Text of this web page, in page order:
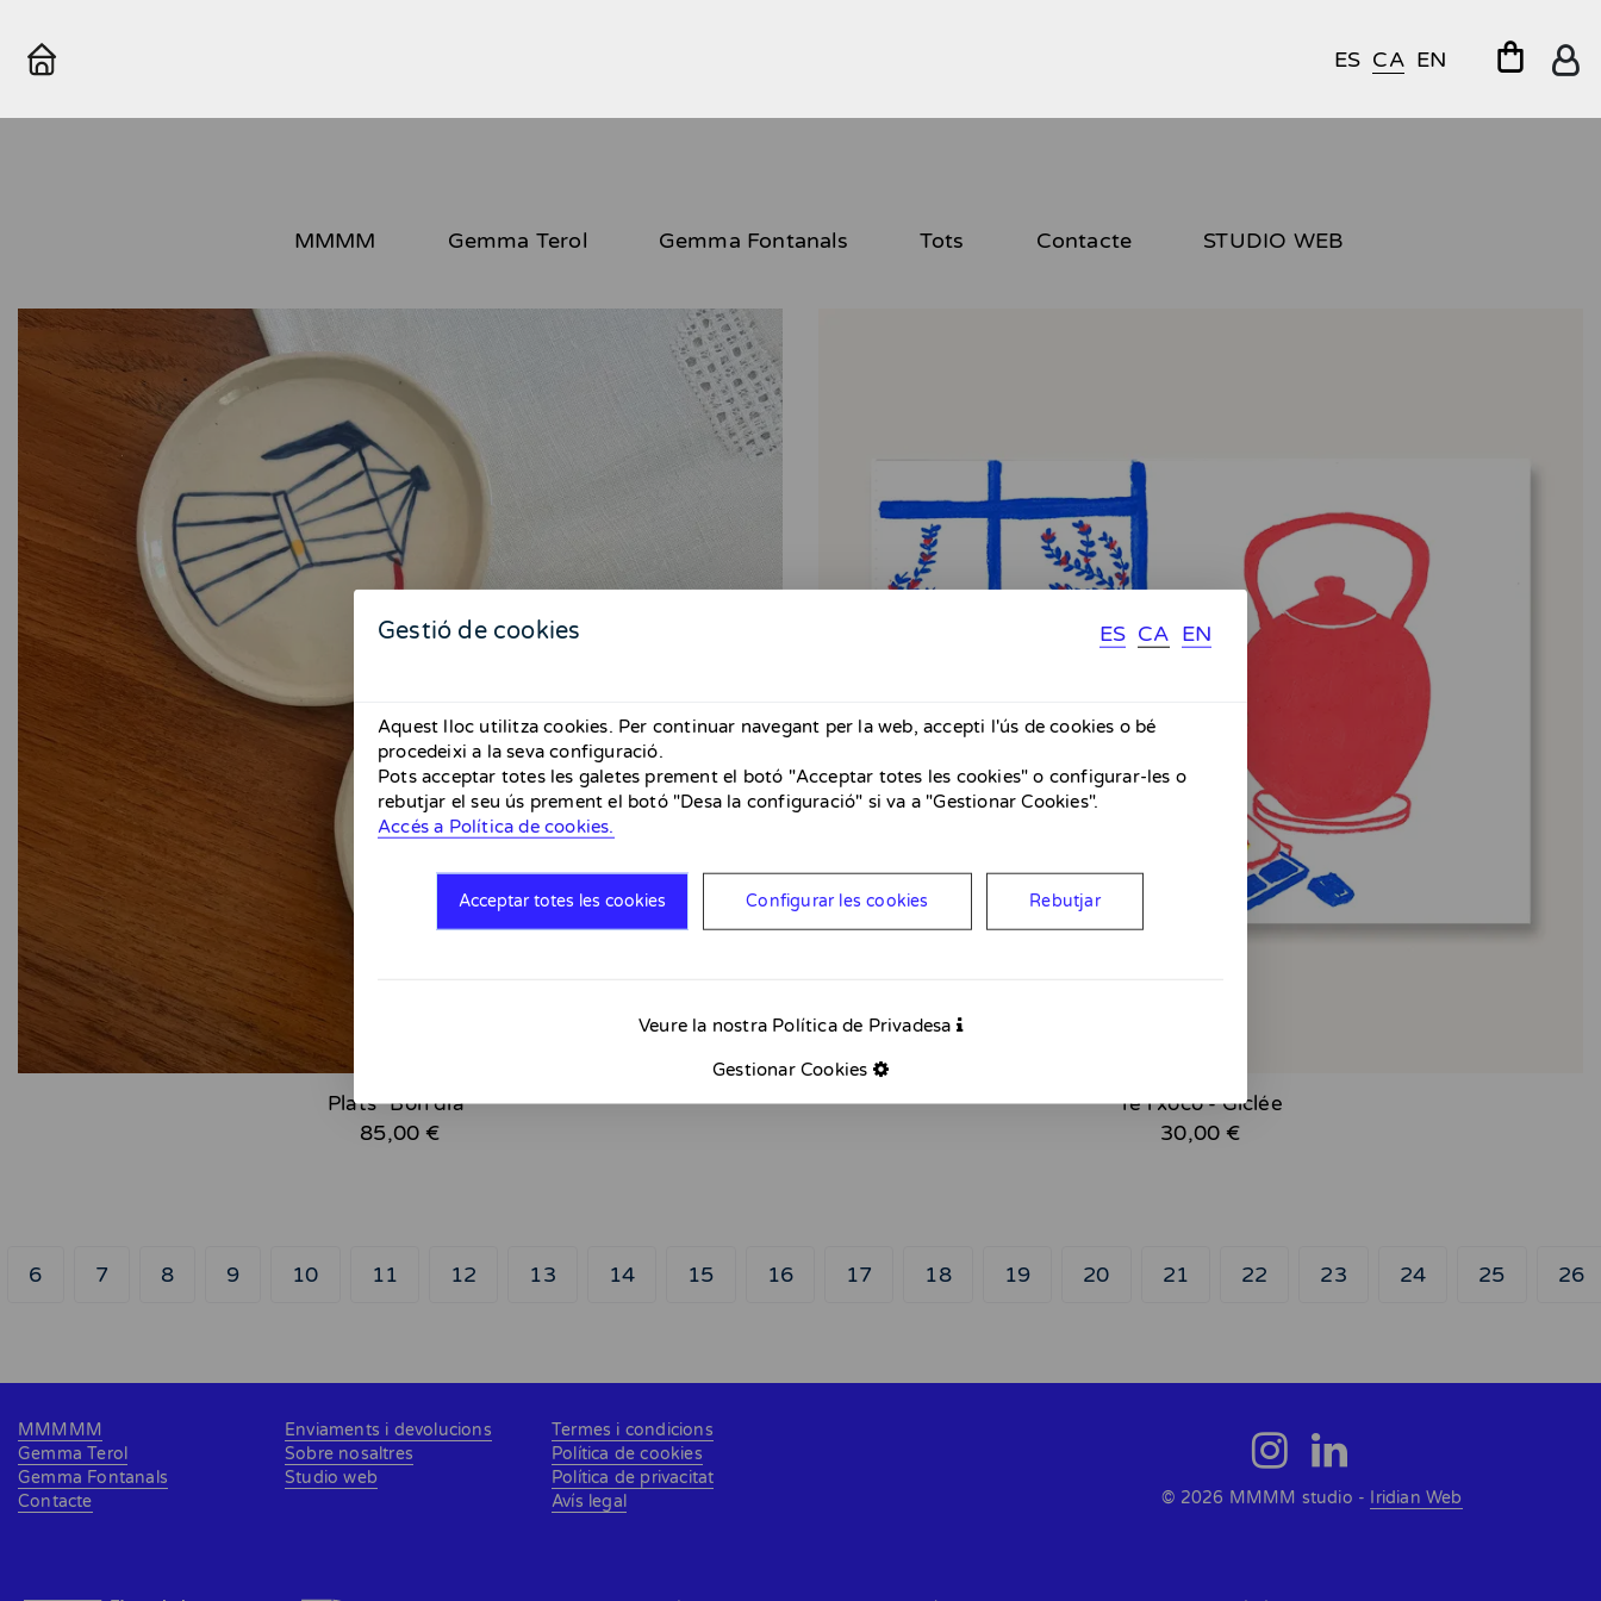
ES CA EN
MMMM Gemma Terol Gemma Fontanals Tots Contacte STUDIO WEB
Plats "Bon dia"
85,00 €
Te i xoco - Giclée
30,00 €
6 7 8 9 10 11 12 13 14 15 16 17 18 19 20 21 22 23 24 25 26
Gestió de cookies ES CA EN
Aquest lloc utilitza cookies. Per continuar navegant per la web, accepti l'ús de cookies o bé
procedeixi a la seva configuració.
Pots acceptar totes les galetes prement el botó "Acceptar totes les cookies" o configurar-les o
rebutjar el seu ús prement el botó "Desa la configuració" si va a "Gestionar Cookies".
Accés a Política de cookies.
Acceptar totes les cookies Configurar les cookies Rebutjar
Veure la nostra Política de Privadesa
Gestionar Cookies
MMMMM
Gemma Terol
Gemma Fontanals
Contacte
Enviaments i devolucions
Sobre nosaltres
Studio web
Termes i condicions
Política de cookies
Política de privacitat
Avís legal
© 2026 MMMM studio - Iridian Web